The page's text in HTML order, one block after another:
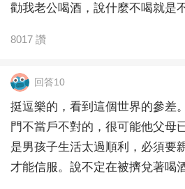
勸我老公喝酒，說什麼不喝就是
8017 讚
回答10
挺逗樂的，看到這個世界的參差
門不當戶不對的，很可能他父母
是男孩子生活太過順利，必須要
才能信服。說不定在被擠兌著喝